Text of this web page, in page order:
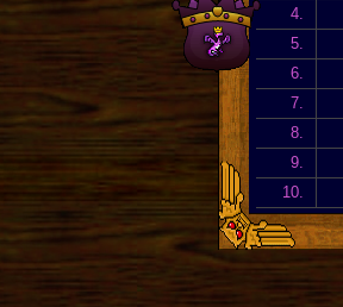
4.
5.
6.
7.
8.
9.
10.